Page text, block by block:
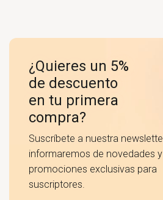
¿Quieres un 5%
de descuento
en tu primera
compra?
Suscríbete a nuestra
informaremos de novedades y
promociones exclusivas para
suscriptores.